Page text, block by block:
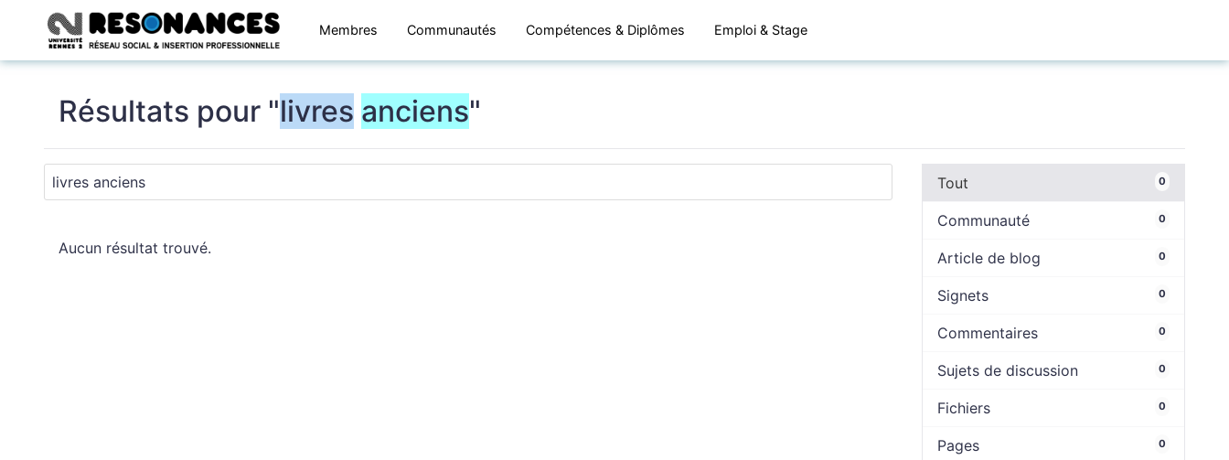
Membres Communautés Compétences & Diplômes Emploi & Stage
Résultats pour "livres anciens"
Aucun résultat trouvé.
Tout 0
Communauté 0
Article de blog 0
Signets 0
Commentaires 0
Sujets de discussion 0
Fichiers 0
Pages 0